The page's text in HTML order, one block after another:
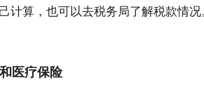
计算，也可以去税务局了解税款情
医疗保险